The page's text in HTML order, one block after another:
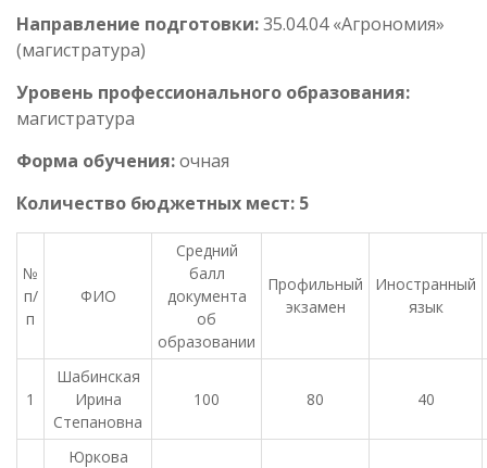
Направление подготовки:35.04.04 «Агрономия»
(магистратура)
Уровень профессионального образования:
магистратура
Форма обучения:очная
Количество бюджетных мест: 5
№
п/
п
ФИО
Средний
балл
документа
об
образовании
Профильный
экзамен
Иностранный
язык
1
Шабинская
Ирина
Степановна
100 80 40
Юркова